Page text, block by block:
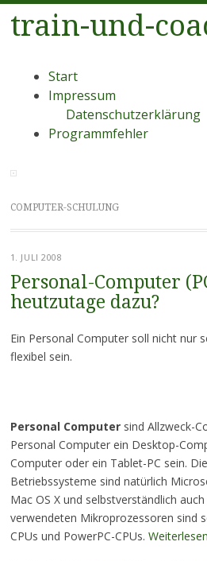
train-und-
Menü
Zum
Inhalt
Start
Impressum
Datenschutzerklärung
Programmfehler
COMPUTER-SCHULUNG
1. JULI 2008
Personal-Computer
heutzutage dazu?
Ein Personal Computer soll nicht nur
flexibel sein.
Personal Computersind Allzweck-
Personal Computer ein Desktop-
Computer oder ein Tablet-PC sein.
Betriebssysteme sind natürlich
Mac OS X und selbstverständlich
verwendeten Mikroprozessoren sind
CPUs und PowerPC-CPUs. Weiterlesen